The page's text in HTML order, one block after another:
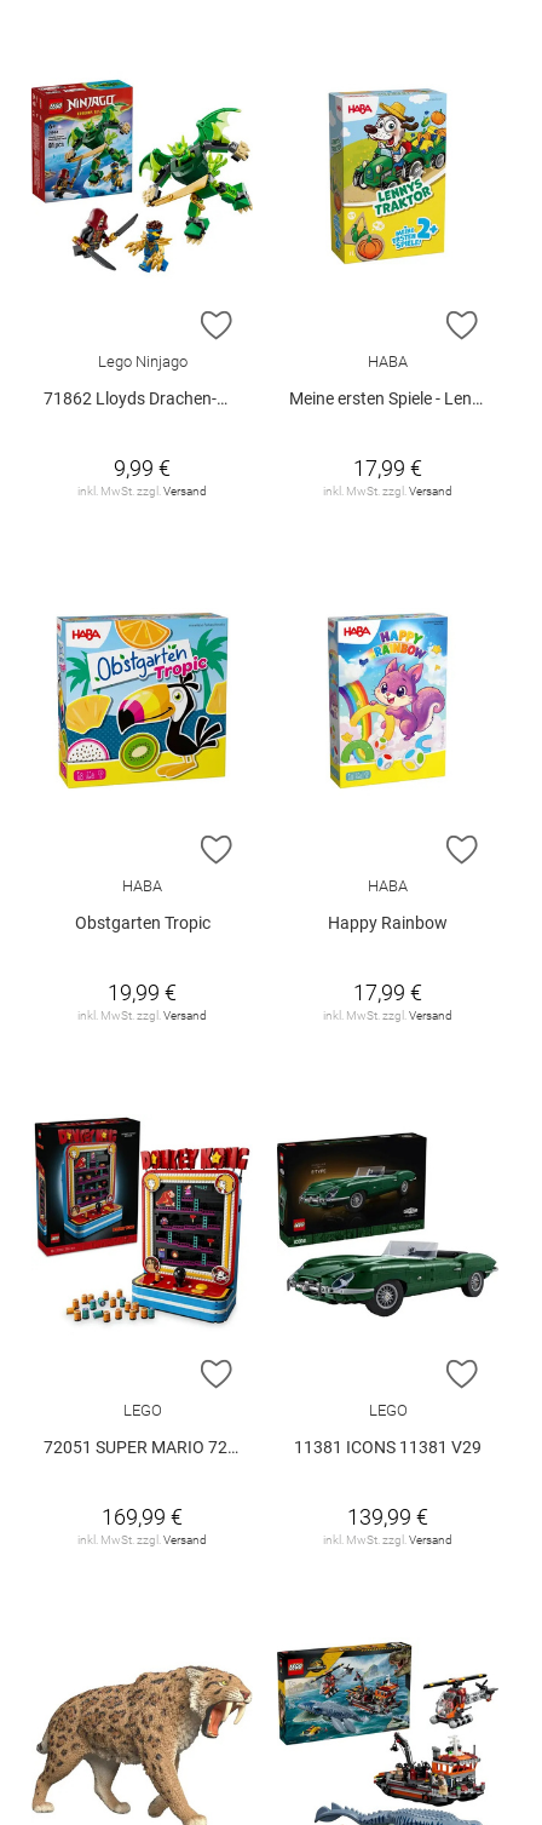
ZUR WUNSCHLISTE HINZUFÜGEN
Lego Ninjago
71862 Lloyds Drachen-Mech Battle Set V29
9,99 €
inkl. MwSt. zzgl.Versand
ZUR
HABA
Meine ersten Spiele - Lennys Traktor
17,99 €
inkl. MwSt. zzgl.Versand
ZUR WUNSCHLISTE HINZUFÜGEN
HABA
Obstgarten Tropic
19,99 €
inkl. MwSt. zzgl. Versand
ZUR
HABA
Happy Rainbow
17,99 €
inkl. MwSt. zzgl. Versand
ZUR WUNSCHLISTE HINZUFÜGEN
LEGO
72051 SUPER MARIO 72051 V29
169,99 €
inkl. MwSt. zzgl. Versand
ZUR
LEGO
11381 ICONS 11381 V29
139,99 €
inkl. MwSt. zzgl. Versand